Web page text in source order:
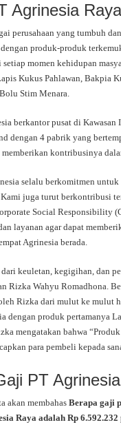
Agrinesia Raya
perusahaan yang tumbuh
produk-produk
setiap momen kehidupan
Kukus Pahlawan, Bakpia
Stim Menara.
berkantor pusat di
dengan 4 pabrik yang
kontribusinya
selalu berkomitmen
juga turut berkontribusi
Social Responsibility
layanan agar dapat
Agrinesia berada.
keuletan, kegigihan, dan
Rizka Wahyu Romadhona.
Rizka dari mulut ke mulut
dengan produk pertamanya
mengatakan bahwa
para pembeli kepada
PT
akan membahas Berapa gaji
Raya adalah Rp